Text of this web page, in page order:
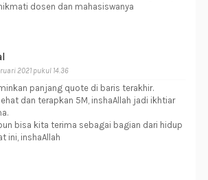
dosen dan mahasiswanya
2021 pukul 14.36
panjang quote di baris terakhir.
dan terapkan 5M, inshaAllah jadi ikhtiar
bisa kita terima sebagai bagian dari hidup
ini, inshaAllah